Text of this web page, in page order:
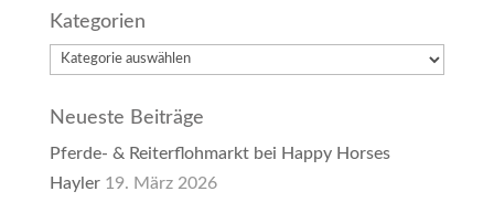
Kategorien
Kategorien
Neueste Beiträge
Pferde- & Reiterflohmarkt bei Happy Horses
Hayler 19. März 2026